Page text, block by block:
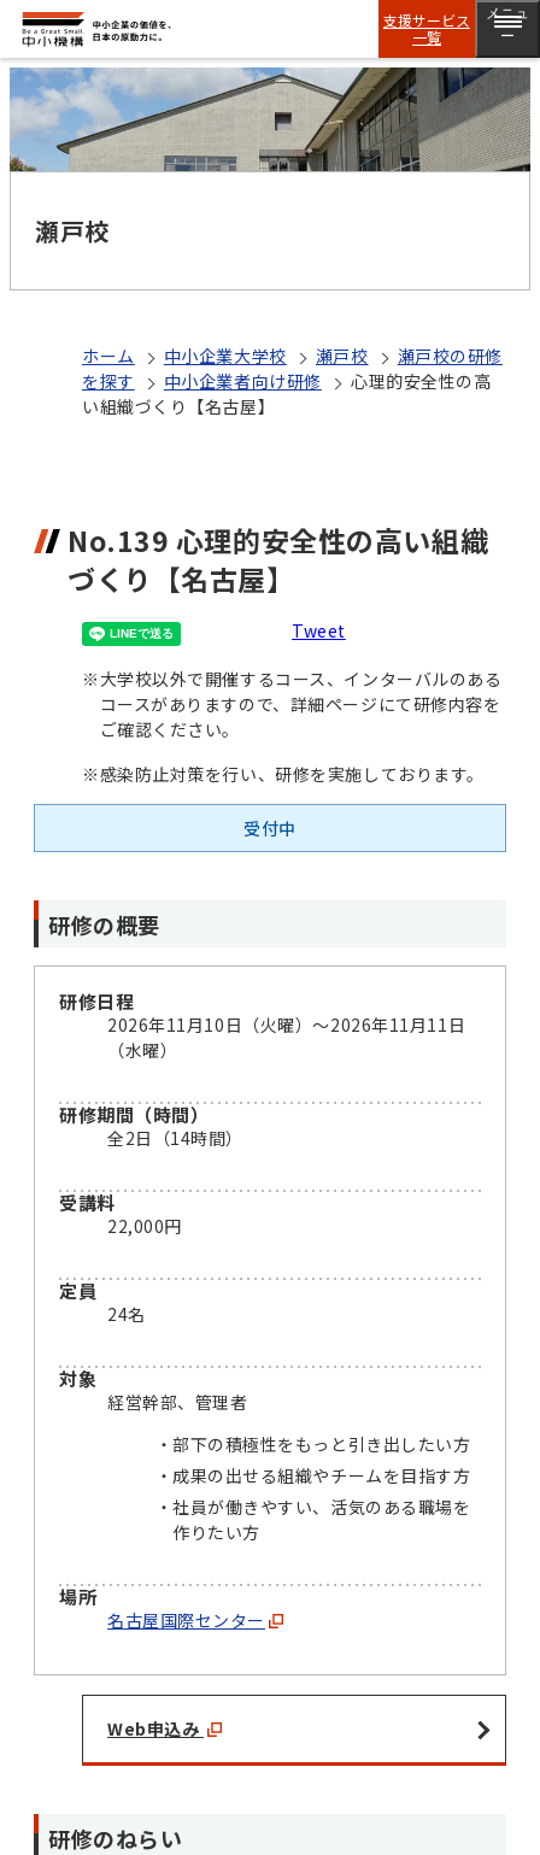
支援サービス
一覧
メニュ
ー
瀬戸校
ホーム 中小企業大学校 瀬戸校
瀬戸校の研修
を探す
中小企業者向け研修
心理的安全性の高
い組織づくり【名古屋】
No.139 心理的安全性の高い組織
づくり【名古屋】
Tweet
※大学校以外で開催するコース、インターバルのある
コースがありますので、詳細ページにて研修内容を
ご確認ください。
※感染防止対策を行い、研修を実施しております。
受付中
研修の概要
研修日程
2026年11月10日（火曜）～2026年11月11日
（水曜）
研修期間（時間）
全2日（14時間）
受講料
22,000円
定員
24名
対象
経営幹部、管理者
部下の積極性をもっと引き出したい方
成果の出せる組織やチームを目指す方
社員が働きやすい、活気のある職場を
作りたい方
場所
名古屋国際センター
Web申込み
研修のねらい